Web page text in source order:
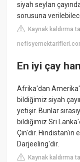
siyah seylan
sorusuna
Kaynak kaldırma
En iyi çay
Afrika'dan
bildiğimiz siyah
yetişir. Bunlar
bildiğimiz Sri
Çin'dir.
Darjeeling'dir.
Kaynak kaldırma